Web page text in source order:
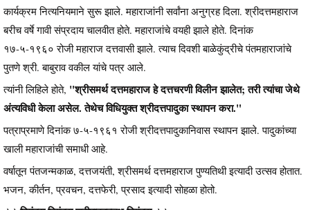
कार्यक्रम नित्यनियमाने सुरू झाले. महाराजांनी सर्वांना अनुग्रह दिला. श्रीदत्तमहाराज
बरीच वर्षे गावी संप्रदाय चालवीत होते. महाराजांचे वयही झाले होते. दिनांक
१७-५-१९६० रोजी महाराज दत्तवासी झाले. त्याच दिवशी बाळेकुंद्रीचे पंतमहाराजांचे
पुतणे श्री. बाबुराव वकील यांचे पत्र आले.
त्यांनी लिहिले होते, "श्रीसमर्थ दत्तमहाराज हे दत्तचरणी विलीन झालेत; तरी त्यांचा जेथे
अंत्यविधी केला असेल. तेथेच विधियुक्त श्रीदत्तपादुका स्थापन करा."
पत्राप्रमाणे दिनांक ७-५-१९६१ रोजी श्रीदत्तपादुकानिवास स्थापन झाले. पादुकांच्या
खाली महाराजांची समाधी आहे.
वर्षातून पंतजन्मकाळ, दत्तजयंती, श्रीसमर्थ दत्तमहाराज पुण्यतिथी इत्यादी उत्सव होतात.
भजन, कीर्तन, प्रवचन, दत्तफेरी, प्रसाद इत्यादी सोहळा होतो.